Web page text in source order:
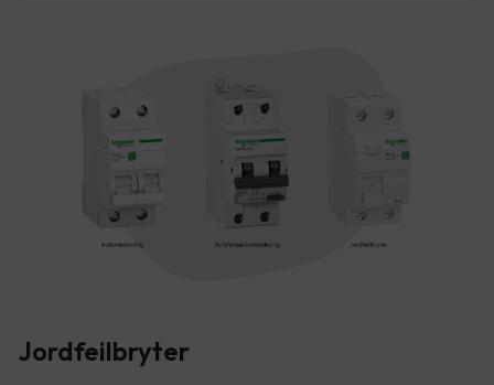
Jordfeilbryter